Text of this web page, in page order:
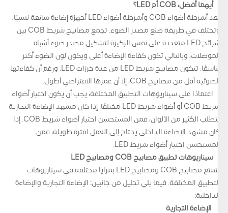
أيهما أفضل، COB أم LED؟
تُعد أشرطة أضواء COB وأشرطة أضواء LED أجهزة إضاءة شائعة نسبيًا،
وتختلف في طريقة صنع مصدر الضوء. تجمع مصابيح شريط COB بين
شرائح LED متعددة على نفس الركيزة لتشكيل مصدر ضوء أشباه
الموصلات، وبالتالي تكون كفاءة الإضاءة أعلى ويكون لون الضوء أكثر
تناسقًا. تتكون مصابيح شريط LED من عدة خرزات LED. ورغم أن كفاءتها
الضوئية أقل من مصابيح COB، إلا أن عمرها الافتراضي أطول.
اعتمادًا على سيناريوهات التطبيق المختلفة، يجب أن يكون اختيار أضواء
شريط COB أو أضواء شريط LED مختلفًا. إذا كان مشهد الإضاءة التجارية
يتطلب الكثير من الألوان، فمن المستحسن اختيار أضواء شريط COB. إذا
كان مشهد الإضاءة الداخلي يحتاج إلى العمل لفترة طويلة، فمن
المستحسن اختيار أضواء شريط LED.
سيناريوهات تطبيق مصابيح COB ومصابيح LED
تتمتع مصابيح COB ومصابيح LED بمزايا مختلفة في سيناريوهات
التطبيق المختلفة. فيما يلي تحليل من جانبين: الإضاءة التجارية والإضاءة
الداخلية:
الإضاءة التجارية